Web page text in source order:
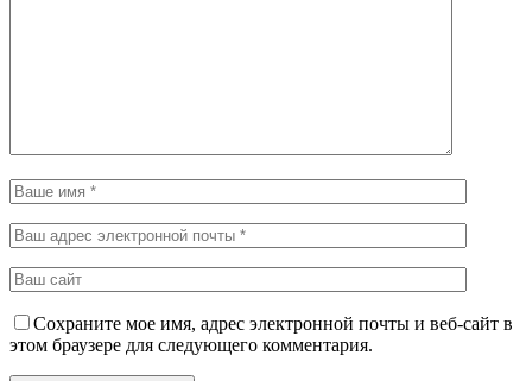
Сохраните мое имя, адрес электронной почты и веб-сайт в
этом браузере для следующего комментария.